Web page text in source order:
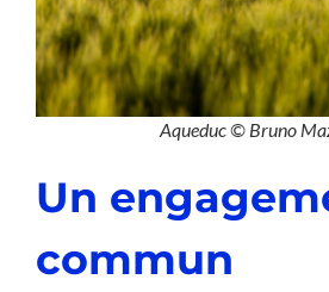
Aqueduc © Bruno
Un
commun